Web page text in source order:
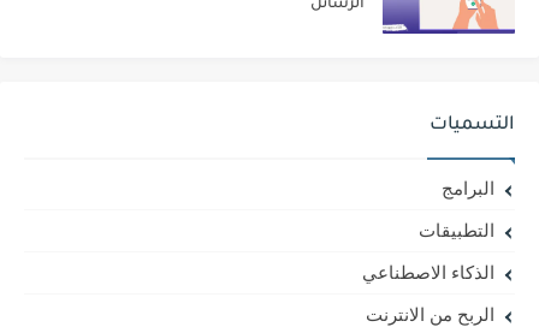
الرسائل
التسميات
البرامج
التطبيقات
الذكاء الاصطناعي
الربح من الانترنت